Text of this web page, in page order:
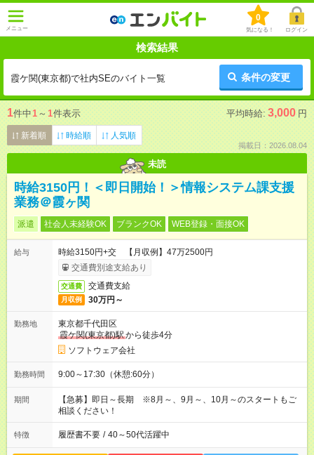
メニュー
0
気になる！ ログイン
検索結果
霞ケ関(東京都)で社内SEのバイト一覧 条件の変更
1件中1 ～ 1件表示 平均時給: 3,000 円
新着順 時給順 人気順
掲載日：2026.08.04
未読
時給3150円！＜即日開始！＞情報システム課支援
業務＠霞ヶ関
派遣 社会人未経験OK ブランクOK WEB登録・面接OK
給与
時給3150円+交 【月収例】47万2500円
交通費別途支給あり
交通費 交通費支給
月収例 30万円～
勤務地
東京都千代田区
霞ケ関(東京都)駅から徒歩4分
ソフトウェア会社
勤務時間 9:00～17:30（休憩:60分）
期間
【急募】即日～長期 ※8月～、9月～、10月～のスタートもご
相談ください！
特徴 履歴書不要 / 40～50代活躍中